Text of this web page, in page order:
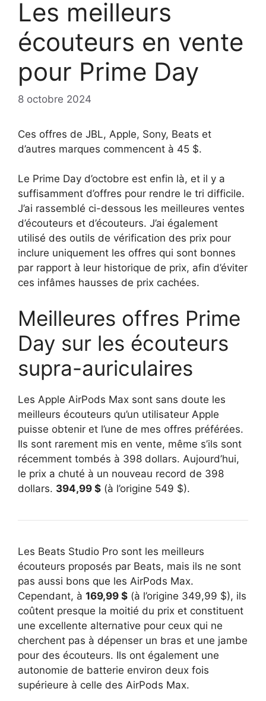
Les meilleurs
écouteurs en vente
pour Prime Day
8 octobre 2024
Ces offres de JBL, Apple, Sony, Beats et
d’autres marques commencent à 45 $.
Le Prime Day d’octobre est enfin là, et il y a
suffisamment d’offres pour rendre le tri difficile.
J’ai rassemblé ci-dessous les meilleures ventes
d’écouteurs et d’écouteurs. J’ai également
utilisé des outils de vérification des prix pour
inclure uniquement les offres qui sont bonnes
par rapport à leur historique de prix, afin d’éviter
ces infâmes hausses de prix cachées.
Meilleures offres Prime
Day sur les écouteurs
supra-auriculaires
Les Apple AirPods Max sont sans doute les
meilleurs écouteurs qu’un utilisateur Apple
puisse obtenir et l’une de mes offres préférées.
Ils sont rarement mis en vente, même s’ils sont
récemment tombés à 398 dollars. Aujourd’hui,
le prix a chuté à un nouveau record de 398
dollars. 394,99 $ (à l’origine 549 $).
Les Beats Studio Pro sont les meilleurs
écouteurs proposés par Beats, mais ils ne sont
pas aussi bons que les AirPods Max.
Cependant, à 169,99 $ (à l’origine 349,99 $), ils
coûtent presque la moitié du prix et constituent
une excellente alternative pour ceux qui ne
cherchent pas à dépenser un bras et une jambe
pour des écouteurs. Ils ont également une
autonomie de batterie environ deux fois
supérieure à celle des AirPods Max.